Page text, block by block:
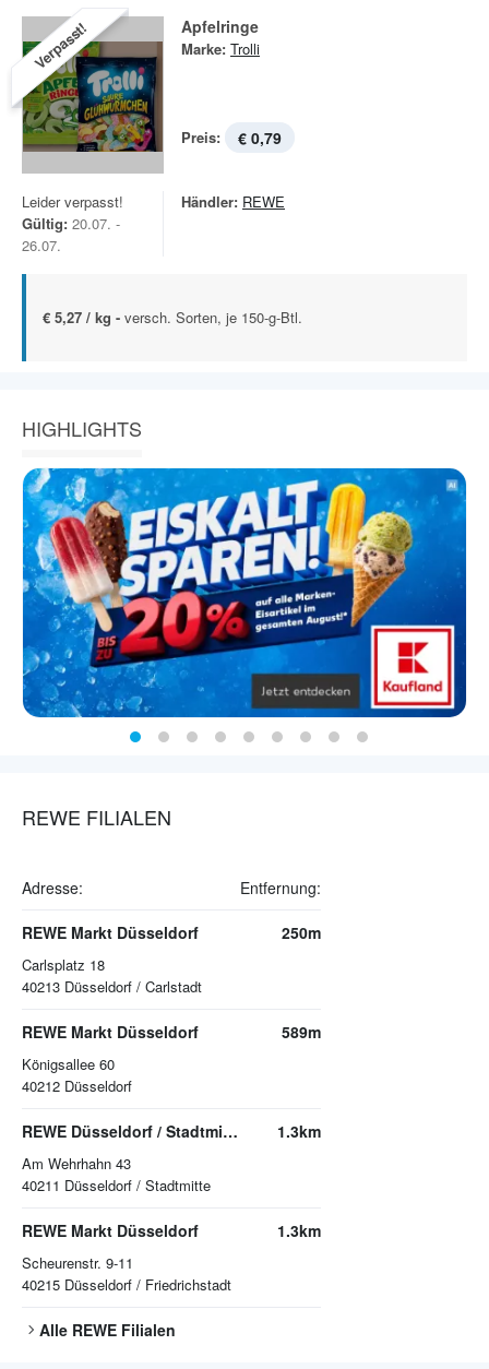
Verpasst! Apfelringe
Marke: Trolli
Preis: € 0,79
Leider verpasst!
Gültig: 20.07. -
26.07.
Händler: REWE
€ 5,27 / kg - versch. Sorten, je 150-g-Btl.
HIGHLIGHTS
REWE FILIALEN
Adresse: Entfernung:
REWE Markt Düsseldorf
Carlsplatz 18
40213 Düsseldorf / Carlstadt
250m
REWE Markt Düsseldorf
Königsallee 60
40212 Düsseldorf
589m
REWE Düsseldorf / Stadtmitte
Am Wehrhahn 43
40211 Düsseldorf / Stadtmitte
1.3km
REWE Markt Düsseldorf
Scheurenstr. 9-11
40215 Düsseldorf / Friedrichstadt
1.3km
Alle REWE Filialen